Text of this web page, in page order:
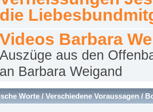
die
Videos Barbara
Auszüge aus den
an Barbara Weigand
Worte / Verschiedene Voraussagen /